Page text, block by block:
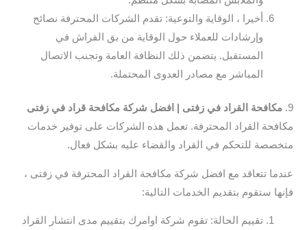
أخيرا ، الوقاية والتوعية: تقدم الشركات المحترفة نصائح
وإرشادات للعملاء حول الوقاية من بق الفراش في
المستقبل. يتضمن ذلك النظافة العامة وتجنب الاتصال
المباشر مع مصادر العدوى المحتملة.
9. مكافحة القراد في زفتى | افضل شركة مكافحة قراد في زفتى
مكافحة القراد المحترفة. تعمل هذه الشركات على توفير خدمات
متخصصة للتحكم في القراد والقضاء عليه بشكل فعال.
عندما تتعاقد مع افضل شركة مكافحة القراد المحترفة في زفتى ،
فإنها ستقوم بتقديم الخدمات التالية:
تقييم الحالة: تقوم شركة اوامرك بتقييم مدى انتشار القراد